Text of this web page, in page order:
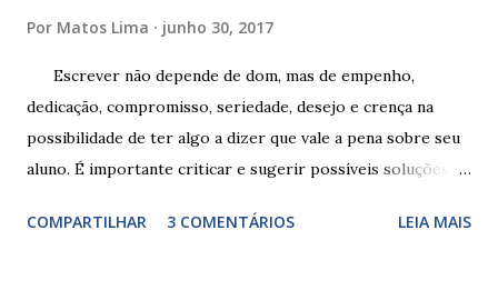
Por Matos Lima junho 30, 2017
Escrever não depende de dom, mas de empenho,
dedicação, compromisso, seriedade, desejo e crença na
possibilidade de ter algo a dizer que vale a pena sobre seu
aluno. É importante criticar e sugerir possíveis soluções.
exercitação. E encontrar a melhor maneira de expressar o
COMPARTILHAR 3 COMENTÁRIOS LEIA MAIS